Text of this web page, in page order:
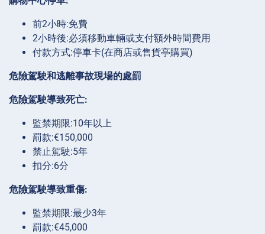
前2小時:免費
2小時後:必須移動車輛或支付額外時間費用
付款方式:停車卡(在商店或售貨亭購買)
危險駕駛和逃離事故現場的處罰
危險駕駛導致死亡:
監禁期限:10年以上
罰款:€150,000
禁止駕駛:5年
扣分:6分
危險駕駛導致重傷:
監禁期限:最少3年
罰款:€45,000